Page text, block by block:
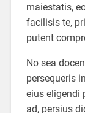
maiestatis,
facilisis te,
putent
No sea
persequeris
eius eligendi
ad, persius